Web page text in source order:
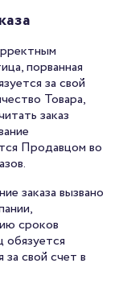
порванная
за свой
Товара,
заказ
Продавцом во
заказа вызвано
сроков
обязуется
свой счет в